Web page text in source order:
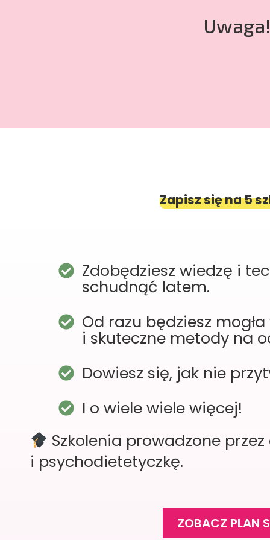
Zapisz się na 5
Zdobędziesz wiedzę i
schudnąć latem.
Od razu będziesz
i skuteczne metody na
Dowiesz się, jak nie
I o wiele wiele więcej!
Szkolenia prowadzone przez
i psychodietetyczkę.
ZOBACZ PLAN